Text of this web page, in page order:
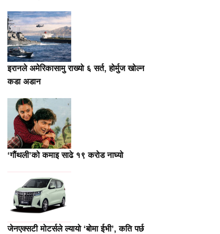
इरानले अमेरिकासामु राख्यो ६ सर्त, होर्मुज खोल्न
कडा अडान
‘गौंथली’को कमाइ साढे १९ करोड नाघ्यो
जेनएक्सटी मोटर्सले ल्यायो ‘बोमा ईभी’, कति पर्छ